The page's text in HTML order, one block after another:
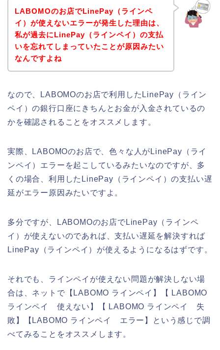
LABOMOのお店でLinePay（ラインペ
イ）が使えないエラーが発生した理由は、
私が過去にLinePay（ラインペイ）の支払
いを忘れてしまっていたことが原因みたい
なんですよね
なので、LABOMOのお店で利用したLinePay（ライン
ペイ）の銀行口座にきちんとお金が入金されているの
かを確認されることをオススメします。
実際、LABOMOのお店で、色々な人がLinePay（ライ
ンペイ）エラーを起こしているみたいなのですが、多
くの場合、利用したLinePay（ラインペイ）の支払い遅
延がエラー原因みたいですよ。
多分ですが、LABOMOのお店でLinePay（ラインペ
イ）が使えないのであれば、支払い遅延を解決すれば
LinePay（ラインペイ）が使えるようになるはずです。
それでも、ラインペイが使えない問題が解決しない場
合は、ネットで【LABOMO ラインペイ】【 LABOMO
ラインペイ 使えない】【 LABOMO ラインペイ 失
敗】【LABOMO ラインペイ エラー】という感じで調
べてみることをオススメします。